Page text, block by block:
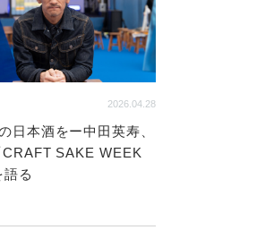
2026.04.28
日本酒をー中田英寿、
SAKE WEEK
る